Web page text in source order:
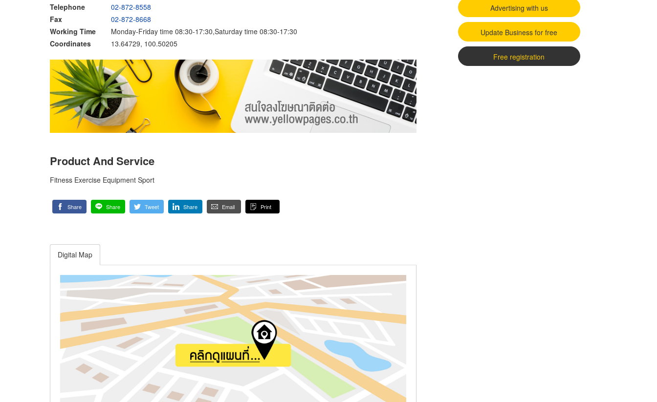
Telephone
02-872-8558
Fax
02-872-8668
Working Time
Monday-Friday time 08:30-17:30,Saturday time 08:30-17:30
Coordinates
13.64729, 100.50205
Product And Service
Fitness Exercise Equipment Sport
Share Share Tweet Share Email Print
Digital Map
Advertising with us
Update Business for free
Free registration